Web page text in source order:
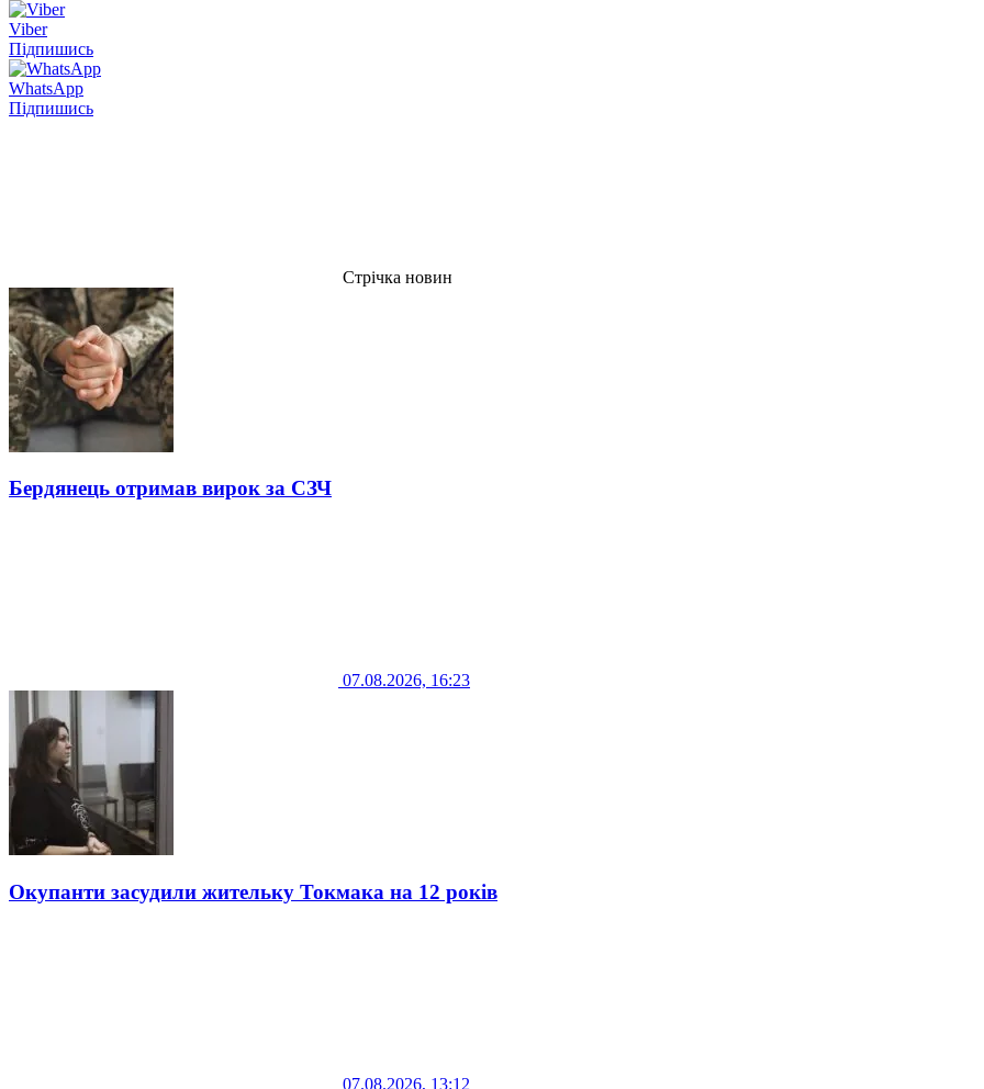
Viber
Підпишись
WhatsApp
Підпишись
Стрічка новин
Бердянець отримав вирок за СЗЧ
07.08.2026, 16:23
Окупанти засудили жительку Токмака на 12 років
07.08.2026, 13:12